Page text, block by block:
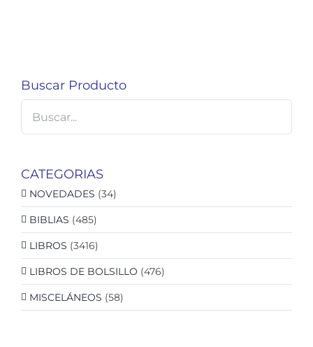
Buscar Producto
CATEGORIAS
NOVEDADES (34)
BIBLIAS (485)
LIBROS (3416)
LIBROS DE BOLSILLO (476)
MISCELÁNEOS (58)